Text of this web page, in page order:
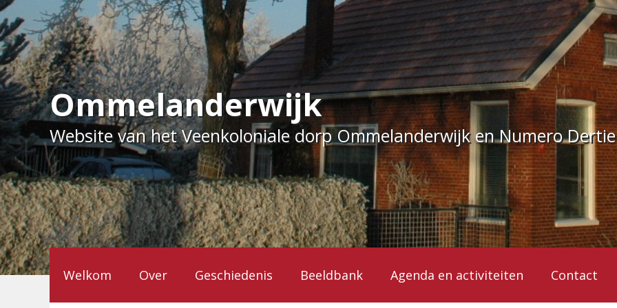
Ga
naar
de
inhoud
Ommelanderwijk
Website van het Veenkoloniale dorp Ommelanderwijk en Numero
Welkom Over Geschiedenis Beeldbank Agenda en activiteiten Contact